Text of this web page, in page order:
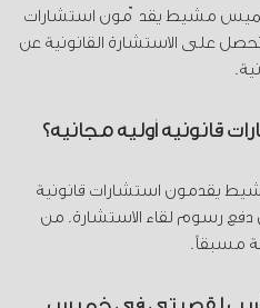
خميس مشيط يقدّمون استشارات
تحصل على الاستشارة القانونية عن
قانونية أولية مجانية؟
يقدمون استشارات قانونية
دفع رسوم لقاء الاستشارة. من
مسبقاً.